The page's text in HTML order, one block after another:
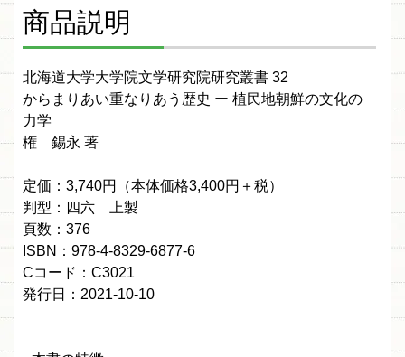
商品説明
北海道大学大学院文学研究院研究叢書 32
からまりあい重なりあう歴史 ー 植民地朝鮮の文化の
力学
権 錫永 著
定価：3,740円（本体価格3,400円＋税）
判型：四六 上製
頁数：376
ISBN：978-4-8329-6877-6
Cコード：C3021
発行日：2021-10-10